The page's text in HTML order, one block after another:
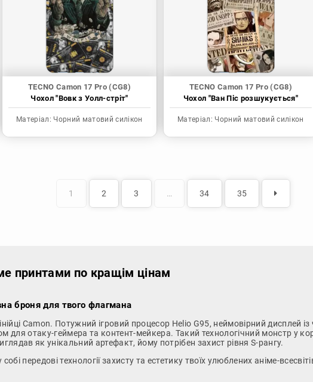
TECNO Camon 17 Pro (CG8)
Чохол "Вовк з Уолл-стріт"
Матеріал: Чорний матовий силікон
TECNO Camon 17 Pro (CG8)
Чохол "Ван Піс розшукується"
Матеріал: Чорний матовий силікон
1 2 3 … 34 35
принтами по кращім цінам
броня для твого флагмана
Camon. Потужний ігровий процесор Helio G95, неймовірний дисплей
для отаку-геймера та контент-мейкера. Такий технологічний монстр у
як унікальний артефакт, йому потрібен захист рівня S-рангу.
передові технології захисту та естетику твоїх улюблених аніме-